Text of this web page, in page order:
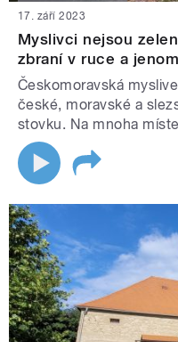
17. září 2023
Myslivci nejsou
zbraní v ruce a
Českomoravská
české, moravské a
stovku. Na mnoha